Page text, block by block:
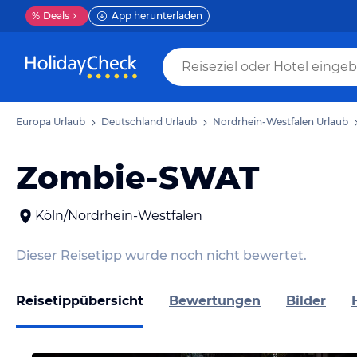
% Deals App herunterladen
Europa Urlaub Deutschland Urlaub Nordrhein-Westfalen Urlaub
Zombie-SWAT
Köln/Nordrhein-Westfalen
Dieser Reisetipp wurde noch nicht bewertet.
Reisetippübersicht Bewertungen Bilder